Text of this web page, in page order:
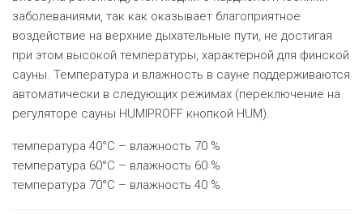
заболеваниями, так как оказывает благоприятное
воздействие на верхние дыхательные пути, не достигая
при этом высокой температуры, характерной для финской
сауны. Температура и влажность в сауне поддерживаются
автоматически в следующих режимах (переключение на
регуляторе сауны HUMIPROFF кнопкой HUM).
температура 40°C – влажность 70 %
температура 60°C – влажность 60 %
температура 70°C – влажность 40 %